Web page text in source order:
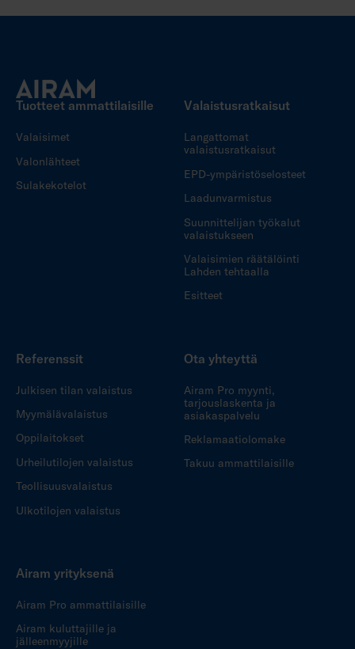
Tuotteet ammattilaisille
Valaisimet
Valonlähteet
Sulakekotelot
Valaistusratkaisut
Langattomat
valaistusratkaisut
EPD-ympäristöselosteet
Laadunvarmistus
Suunnittelijan työkalut
valaistukseen
Valaisimien räätälöinti
Lahden tehtaalla
Esitteet
Referenssit
Julkisen tilan valaistus
Myymälävalaistus
Oppilaitokset
Urheilutilojen valaistus
Teollisuusvalaistus
Ulkotilojen valaistus
Ota yhteyttä
Airam Pro myynti,
tarjouslaskenta ja
asiakaspalvelu
Reklamaatiolomake
Takuu ammattilaisille
Airam yrityksenä
Airam Pro ammattilaisille
Airam kuluttajille ja
jälleenmyyjille